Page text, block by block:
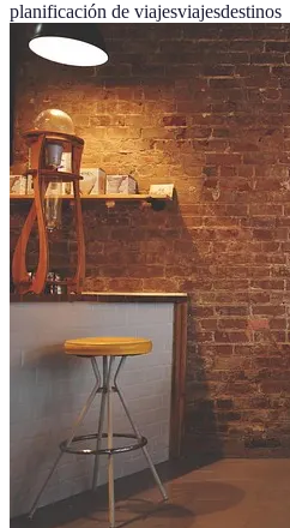
planificación de viajesviajesdestinos